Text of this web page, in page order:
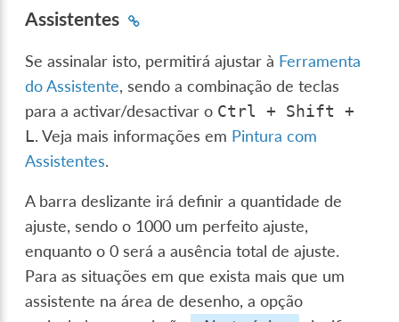
Assistentes
Se assinalar isto, permitirá ajustar à Ferramenta
do Assistente, sendo a combinação de teclas
para a activar/desactivar o Ctrl + Shift
+
L. Veja mais informações em Pintura com
Assistentes.
A barra deslizante irá definir a quantidade de
ajuste, sendo o 1000 um perfeito ajuste,
enquanto o 0 será a ausência total de ajuste.
Para as situações em que exista mais que um
assistente na área de desenho, a opção